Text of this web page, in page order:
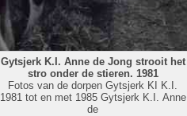
Gytsjerk K.I. Anne de Jong strooit het
stro onder de stieren. 1981
Fotos van de dorpen Gytsjerk KI K.I.
1981 tot en met 1985 Gytsjerk K.I. Anne
de